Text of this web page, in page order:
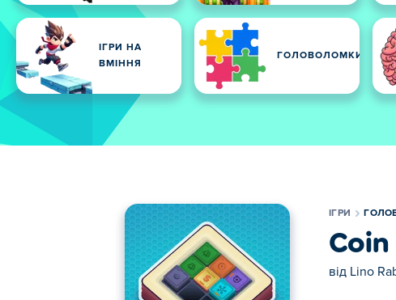
ІГРИ НА
ВМІННЯ
ГОЛОВОЛОМКИ
ІГРИ
від Lino